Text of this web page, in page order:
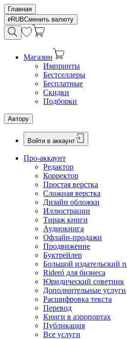
Главная
RUBСменить валюту
Магазин
Импринты
Бестселлеры
Бесплатные
Скидки
Подборки
Автору
Войти в аккаунт
Про-аккаунт
Редактор
Корректор
Простая верстка
Сложная верстка
Дизайн обложки
Иллюстрации
Тираж книги
Аудиокнига
Офлайн-продажи
Продвижение
Буктрейлер
Большой издательский
Rideró для бизнеса
Юридический советник
Дополнительные услуги
Расшифровка текста
Перевод
Книги в аэропортах
Публикация
Все услуги